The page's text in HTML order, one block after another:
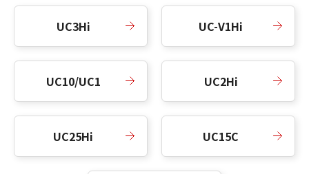
UC3Hi UC-V1Hi
UC10/UC1 UC2Hi
UC25Hi UC15C